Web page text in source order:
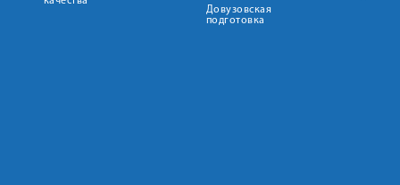
Довузовская
подготовка